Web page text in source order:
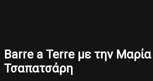
Barre a Terre με την Μαρία
Τσαπατσάρη